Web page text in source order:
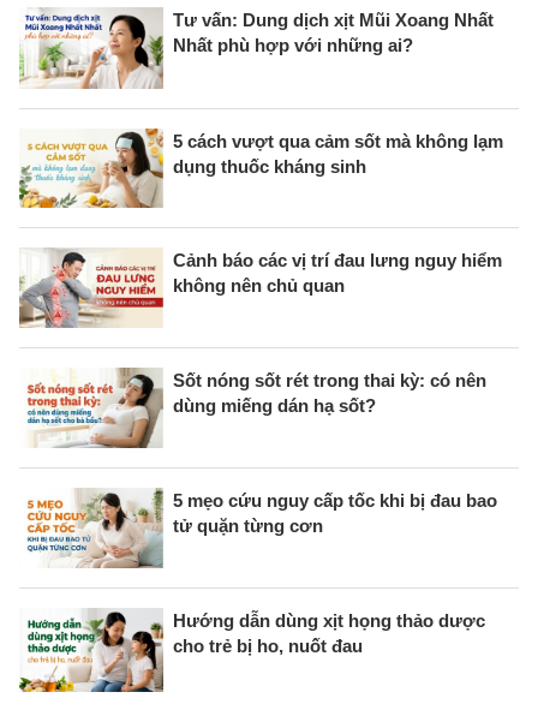
Tư vấn: Dung dịch xịt Mũi Xoang Nhất
Nhất phù hợp với những ai?
5 cách vượt qua cảm sốt mà không lạm
dụng thuốc kháng sinh
Cảnh báo các vị trí đau lưng nguy hiểm
không nên chủ quan
Sốt nóng sốt rét trong thai kỳ: có nên
dùng miếng dán hạ sốt?
5 mẹo cứu nguy cấp tốc khi bị đau bao
tử quặn từng cơn
Hướng dẫn dùng xịt họng thảo dược
cho trẻ bị ho, nuốt đau